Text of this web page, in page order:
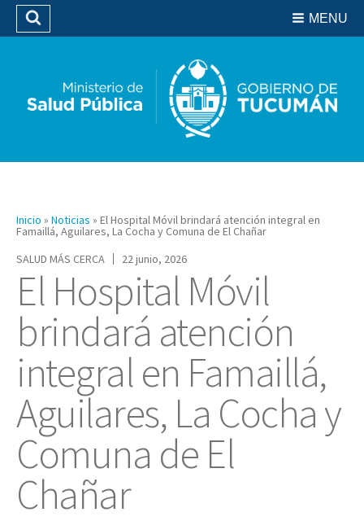
Biblioteca
MENU
Buscar
Inicio » Noticias » El Hospital Móvil brindará atención integral en
Famaillá, Aguilares, La Cocha y Comuna de El Chañar
SALUD MÁS CERCA
22 junio, 2026
El Hospital Móvil
brindará atención
integral en Famaillá,
Aguilares, La Cocha y
Comuna de El
Chañar